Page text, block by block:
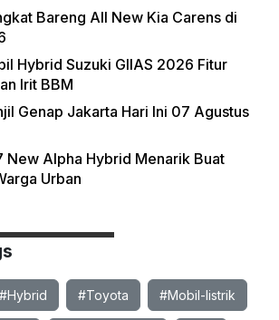
Bareng All New Kia Carens di
Hybrid Suzuki GIIAS 2026 Fitur
Irit BBM
Genap Jakarta Hari Ini 07 Agustus
New Alpha Hybrid Menarik Buat
Urban
#Hybrid #Toyota #Mobil-listrik